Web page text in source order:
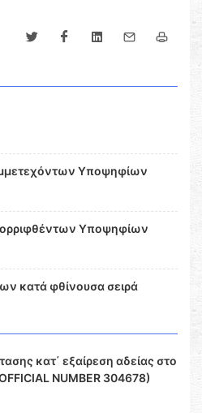
Υποψηφίων
Υποψηφίων
κατά φθίνουσα σειρά
κατ΄ εξαίρεση αδείας στο
NUMBER 304678)